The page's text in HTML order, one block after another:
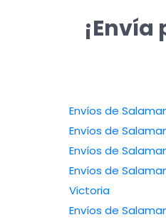
Envíos de
Envíos de
Envíos de
Envíos de
Victoria
Envíos de